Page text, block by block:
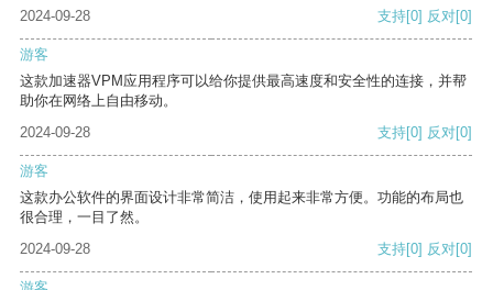
2024-09-28 支持[0] 反对[0]
游客
这款加速器VPM应用程序可以给你提供最高速度和安全性的连接，并帮
助你在网络上自由移动。
2024-09-28
支持[0] 反对[0]
游客
这款办公软件的界面设计非常简洁，使用起来非常方便。功能的布局也
很合理，一目了然。
2024-09-28
支持[0] 反对[0]